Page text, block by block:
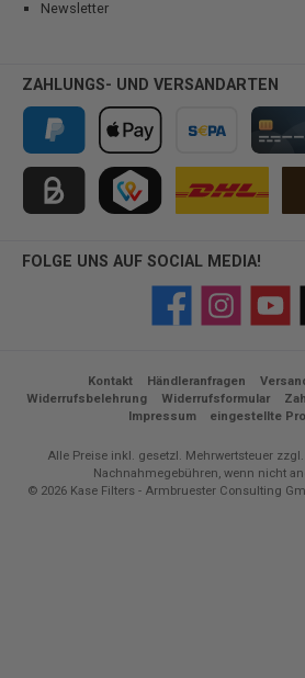
Newsletter
ZAHLUNGS- UND VERSANDARTEN
PayPal Apple Pay Vorkasse
FOLGE UNS AUF SOCIAL MEDIA!
FacebookInstagramYouTube
Kontakt Händleranfragen
Widerrufsbelehrung
Widerrufsformular
Impressum
eingestellte
Alle Preise inkl. gesetzl. Mehrwertsteuer zzgl.
Nachnahmegebühren, wenn nicht
© 2026 Kase Filters - Armbruester Consulting